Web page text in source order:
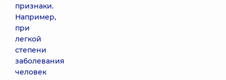
признаки.
Например,
при
легкой
степени
заболевания
человек